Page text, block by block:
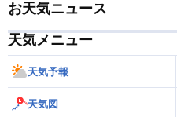
お天気ニュース
天気メニュー
天気予報
天気図